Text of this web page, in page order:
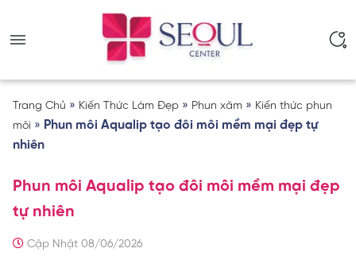
Trang Chủ » Kiến Thức Làm Đẹp » Phun xăm » Kiến thức phun
môi » Phun môi Aqualip tạo đôi môi mềm mại đẹp tự
nhiên
Phun môi Aqualip tạo đôi môi mềm mại đẹp
tự nhiên
Cập Nhật 08/06/2026